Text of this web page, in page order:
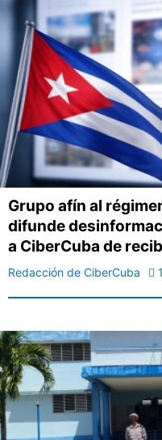
Grupo afín al
difunde
a CiberCuba de
Redacción de CiberCuba